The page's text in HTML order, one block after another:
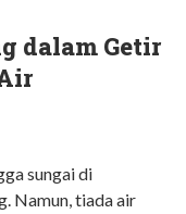
dalam Getir
sungai di
Namun, tiada air